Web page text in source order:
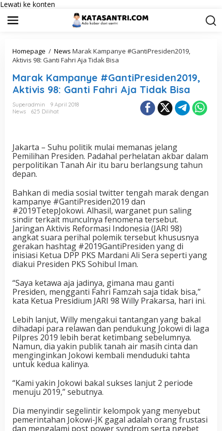
Lewati ke konten
Homepage / News Marak Kampanye #GantiPresiden2019,
Aktivis 98: Ganti Fahri Aja Tidak Bisa
Marak Kampanye #GantiPresiden2019,
Aktivis 98: Ganti Fahri Aja Tidak Bisa
Superadmin
9 April 2018
News
625 Dilihat
Jakarta – Suhu politik mulai memanas jelang
Pemilihan Presiden. Padahal perhelatan akbar dalam
perpolitikan Tanah Air itu baru berlangsung tahun
depan.
Bahkan di media sosial twitter tengah marak dengan
kampanye #GantiPresiden2019 dan
#2019TetepJokowi. Alhasil, warganet pun saling
sindir terkait munculnya fenomena tersebut.
Jaringan Aktivis Reformasi Indonesia (JARI 98)
angkat suara perihal polemik tersebut khususnya
gerakan hashtag #2019GantiPresiden yang di
inisiasi Ketua DPP PKS Mardani Ali Sera seperti yang
diakui Presiden PKS Sohibul Iman.
“Saya ketawa aja jadinya, gimana mau ganti
Presiden, mengganti Fahri Famzah saja tidak bisa,”
kata Ketua Presidium JARI 98 Willy Prakarsa, hari ini.
Lebih lanjut, Willy mengakui tantangan yang bakal
dihadapi para relawan dan pendukung Jokowi di laga
Pilpres 2019 lebih berat ketimbang sebelumnya.
Namun, dia yakin publik tanah air masih cinta dan
menginginkan Jokowi kembali menduduki tahta
untuk kedua kalinya.
“Kami yakin Jokowi bakal sukses lanjut 2 periode
menuju 2019,” sebutnya.
Dia menyindir segelintir kelompok yang menyebut
pemerintahan Jokowi-JK gagal adalah orang frustasi
dan mengalami post power syndrom serta ngebet